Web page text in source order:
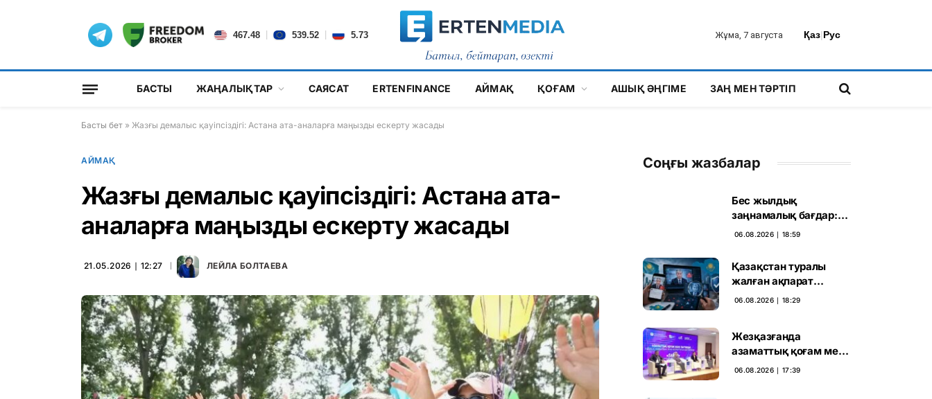
467.48 539.52 5.73 Жұма, 7 августа Қаз|Рус
БАСТЫ ЖАҢАЛЫҚТАР САЯСАТ ERTENFINANCE АЙМАҚ ҚОҒАМ АШЫҚ ӘҢГІМЕ ЗАҢ МЕН ТӘРТІП
Басты бет » Жазғы демалыс қауіпсіздігі: Астана ата-аналарға маңызды ескерту жасады
АЙМАҚ
Жазғы демалыс қауіпсіздігі: Астана ата-
аналарға маңызды ескерту жасады
21.05.2026 ∣ 12:27 ЛЕЙЛА БОЛТАЕВА
Соңғы жазбалар
Бес жылдық
заңнамалық бағдар:
Мелконян Құрылтай
06.08.2026 ∣ 18:59
Қазақстан туралы
жалған ақпарат
таратқан дипфейктер
06.08.2026 ∣ 18:29
Жезқазғанда
азаматтық қоғам мен
партиялардың
06.08.2026 ∣ 17:39